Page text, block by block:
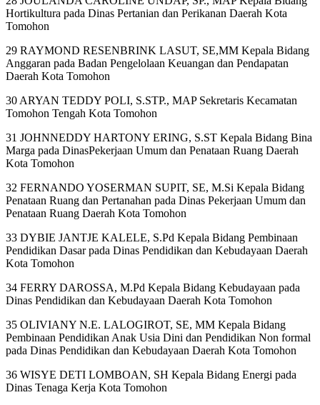
Hortikultura pada Dinas Pertanian dan Perikanan Daerah Kota
Tomohon
29 RAYMOND RESENBRINK LASUT, SE,MM Kepala Bidang
Anggaran pada Badan Pengelolaan Keuangan dan Pendapatan
Daerah Kota Tomohon
30 ARYAN TEDDY POLI, S.STP., MAP Sekretaris Kecamatan
Tomohon Tengah Kota Tomohon
31 JOHNNEDDY HARTONY ERING, S.ST Kepala Bidang Bina
Marga pada DinasPekerjaan Umum dan Penataan Ruang Daerah
Kota Tomohon
32 FERNANDO YOSERMAN SUPIT, SE, M.Si Kepala Bidang
Penataan Ruang dan Pertanahan pada Dinas Pekerjaan Umum dan
Penataan Ruang Daerah Kota Tomohon
33 DYBIE JANTJE KALELE, S.Pd Kepala Bidang Pembinaan
Pendidikan Dasar pada Dinas Pendidikan dan Kebudayaan Daerah
Kota Tomohon
34 FERRY DAROSSA, M.Pd Kepala Bidang Kebudayaan pada
Dinas Pendidikan dan Kebudayaan Daerah Kota Tomohon
35 OLIVIANY N.E. LALOGIROT, SE, MM Kepala Bidang
Pembinaan Pendidikan Anak Usia Dini dan Pendidikan Non formal
pada Dinas Pendidikan dan Kebudayaan Daerah Kota Tomohon
36 WISYE DETI LOMBOAN, SH Kepala Bidang Energi pada
Dinas Tenaga Kerja Kota Tomohon